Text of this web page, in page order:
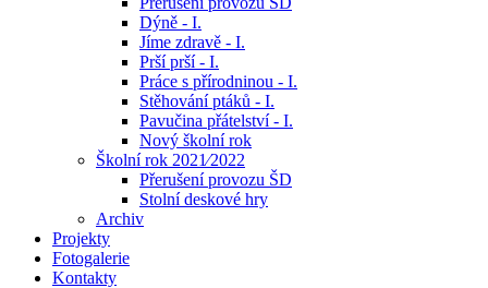
Dýně - I.
Jíme zdravě - I.
Prší prší - I.
Práce s přírodninou - I.
Stěhování ptáků - I.
Pavučina přátelství - I.
Nový školní rok
Školní rok 2021⁄2022
Přerušení provozu ŠD
Stolní deskové hry
Archiv
Projekty
Fotogalerie
Kontakty